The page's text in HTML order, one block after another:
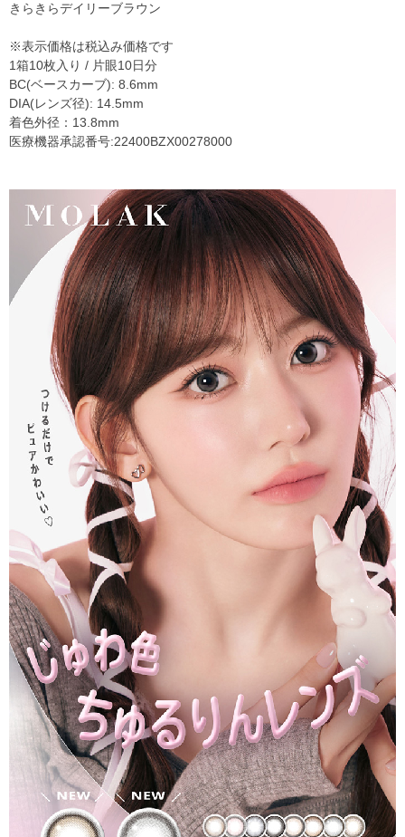
きらきらデイリーブラウン
※表示価格は税込み価格です
1箱10枚入り / 片眼10日分
BC(ベースカーブ): 8.6mm
DIA(レンズ径): 14.5mm
着色外径：13.8mm
医療機器承認番号:22400BZX00278000